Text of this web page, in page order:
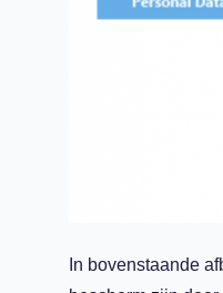
In bovenstaande